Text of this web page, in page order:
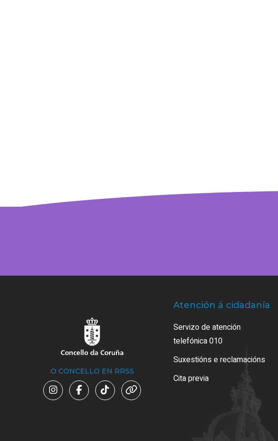
O CONCELLO EN RRSS
Atención á cidadanía
Servizo de atención
telefónica 010
Suxestións e reclamacións
Cita previa